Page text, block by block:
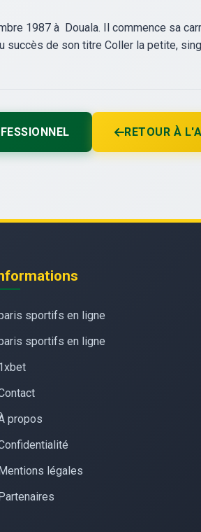
1987 à Douala. Il commence sa
de son titre Coller la petite,
RETOUR À
sportifs en ligne
sportifs en ligne
propos
Mentions légales
Partenaires